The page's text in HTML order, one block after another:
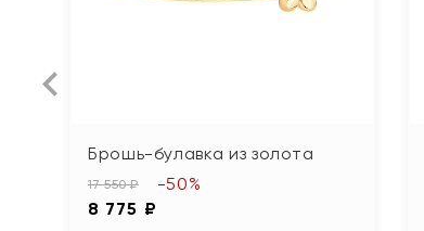
Брошь-булавка из золота
17 550 ₽
8 775 ₽
-50%